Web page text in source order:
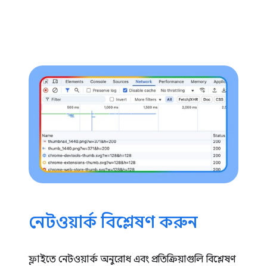
নেটওয়ার্ক বিশ্লেষণ করুন
ফ্লাইতে নেটওয়ার্ক অনুরোধ এবং প্রতিক্রিয়াগুলি বিশ্লেষণ